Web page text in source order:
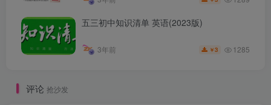
五三初中知识清单 英语(2023版)
3年前 ￥3 1285
评论 抢沙发